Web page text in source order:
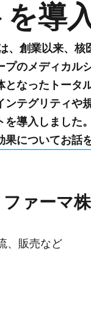
導
、創業以来、
のメディカル
なったトータ
ンテグリティ
導入しました
についてお話
ァーマ
、販売など